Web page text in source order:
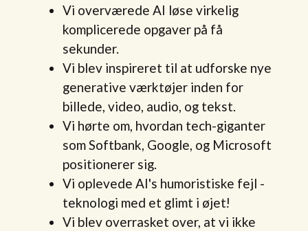
Vi overværede AI løse virkelig
komplicerede opgaver på få
sekunder.
Vi blev inspireret til at udforske nye
generative værktøjer inden for
billede, video, audio, og tekst.
Vi hørte om, hvordan tech-giganter
som Softbank, Google, og Microsoft
positionerer sig.
Vi oplevede AI's humoristiske fejl -
teknologi med et glimt i øjet!
Vi blev overrasket over, at vi ikke